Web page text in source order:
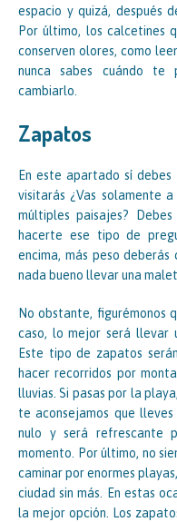
espacio y quizá, después
Por último, los calcetines
conserven olores, como
nunca sabes cuándo te
cambiarlo.
Zapatos
En este apartado sí
visitarás ¿Vas solamente
múltiples paisajes?
hacerte ese tipo de
encima, más peso
nada bueno llevar una
No obstante, figurémonos
caso, lo mejor será llevar
Este tipo de zapatos
hacer recorridos por
lluvias. Si pasas por la
te aconsejamos que
nulo y será refrescante
momento. Por último, no
caminar por enormes
ciudad sin más. En estas
la mejor opción. Los